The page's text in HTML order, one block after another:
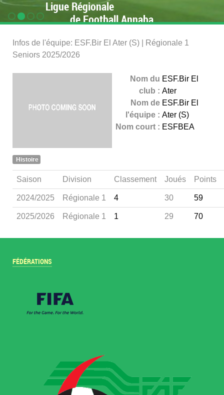
Ligue Régionale
de Football Annaba
Infos de l'équipe: ESF.Bir El Ater (S) | Régionale 1
Seniors 2025/2026
Nom du
club :
ESF.Bir El
Ater
Nom de
l'équipe :
ESF.Bir El
Ater (S)
Nom court : ESFBEA
Histoire
Saison Division Classement Joués Points
2024/2025 Régionale 1 4 30 59
2025/2026 Régionale 1 1 29 70
FÉDÉRATIONS